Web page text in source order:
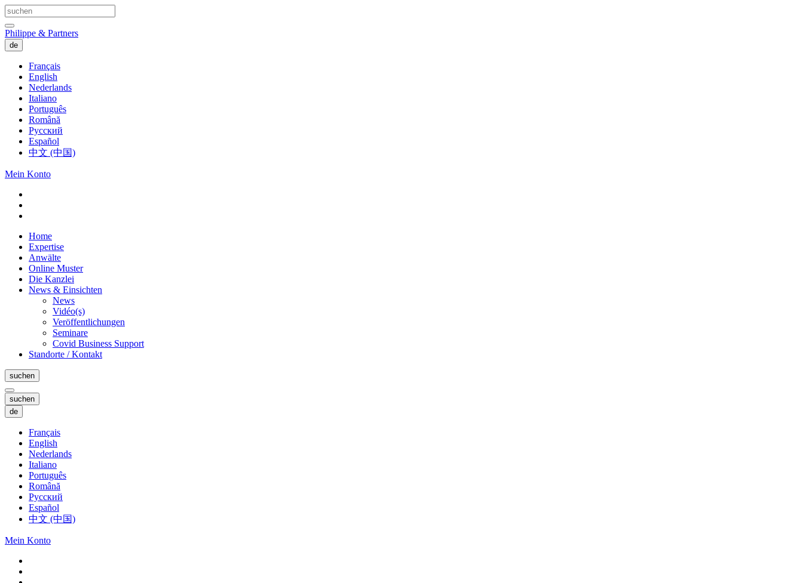
Philippe & Partners
de
Français
English
Nederlands
Italiano
Português
Română
Русский
Español
中文 (中国)
Mein Konto
Home
Expertise
Anwälte
Online Muster
Die Kanzlei
News & Einsichten
News
Vidéo(s)
Veröffentlichungen
Seminare
Covid Business Support
Standorte / Kontakt
suchen
suchen
de
Français
English
Nederlands
Italiano
Português
Română
Русский
Español
中文 (中国)
Mein Konto